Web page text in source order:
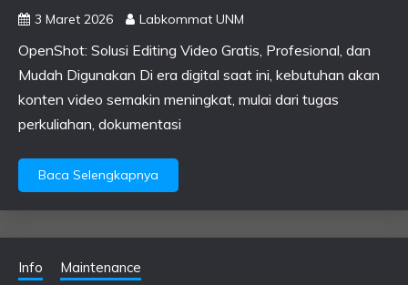
3 Maret 2026 Labkommat UNM
OpenShot: Solusi Editing Video Gratis, Profesional, dan
Mudah Digunakan Di era digital saat ini, kebutuhan akan
konten video semakin meningkat, mulai dari tugas
perkuliahan, dokumentasi
Baca Selengkapnya
Info Maintenance